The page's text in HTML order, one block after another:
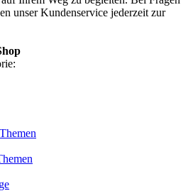
unser Kundenservice jederzeit zur